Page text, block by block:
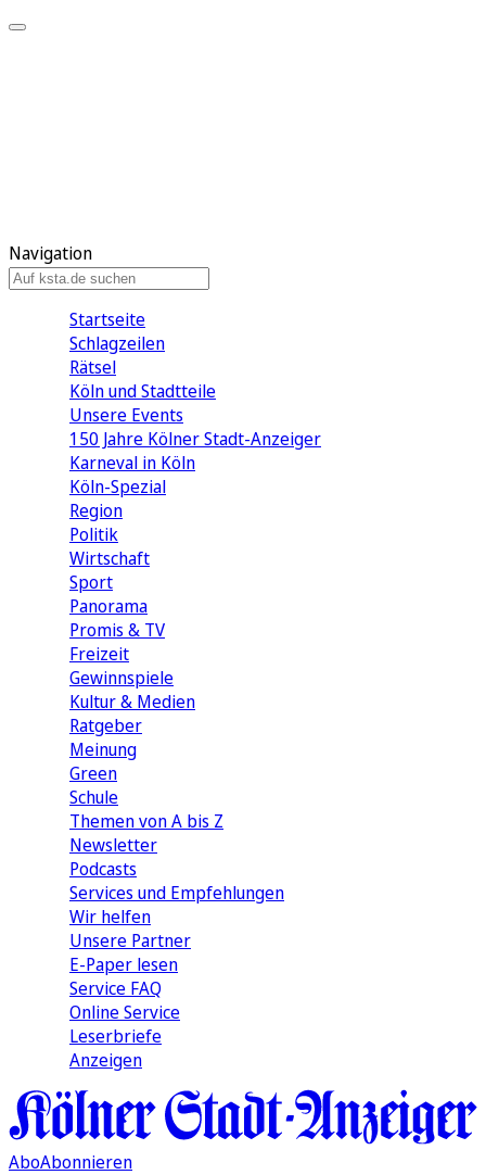
Navigation
Startseite
Schlagzeilen
Rätsel
Köln und Stadtteile
Unsere Events
150 Jahre Kölner Stadt-Anzeiger
Karneval in Köln
Köln-Spezial
Region
Politik
Wirtschaft
Sport
Panorama
Promis & TV
Freizeit
Gewinnspiele
Kultur & Medien
Ratgeber
Meinung
Green
Schule
Themen von A bis Z
Newsletter
Podcasts
Services und Empfehlungen
Wir helfen
Unsere Partner
E-Paper lesen
Service FAQ
Online Service
Leserbriefe
Anzeigen
AboAbonnieren